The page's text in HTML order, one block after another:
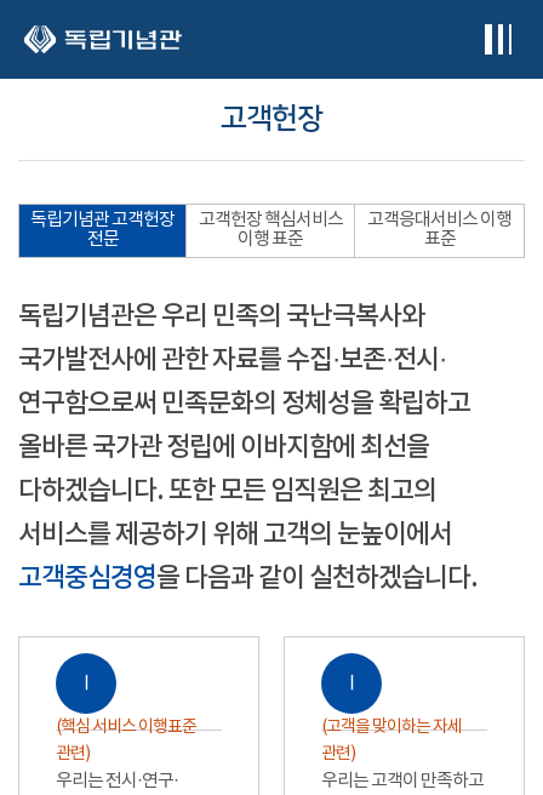
고객헌장
독립기념관 고객헌장
전문
고객헌장 핵심서비스
이행 표준
고객응대서비스 이행
표준
독립기념관은 우리 민족의 국난극복사와
국가발전사에 관한 자료를 수집·보존·전시·
연구함으로써 민족문화의 정체성을 확립하고
올바른 국가관 정립에 이바지함에 최선을
다하겠습니다. 또한 모든 임직원은 최고의
서비스를 제공하기 위해 고객의 눈높이에서
고객중심경영을 다음과 같이 실천하겠습니다.
Ⅰ
(핵심 서비스 이행표준
관련)
우리는 전시·연구·
Ⅰ
(고객을 맞이하는 자세
관련)
우리는 고객이 만족하고